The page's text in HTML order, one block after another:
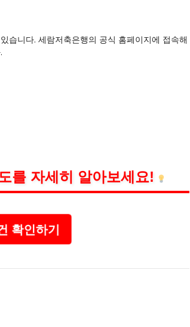
습니다. 세람저축은행의 공식 홈페이지에 접속해
를 자세히 알아보세요!
확인하기